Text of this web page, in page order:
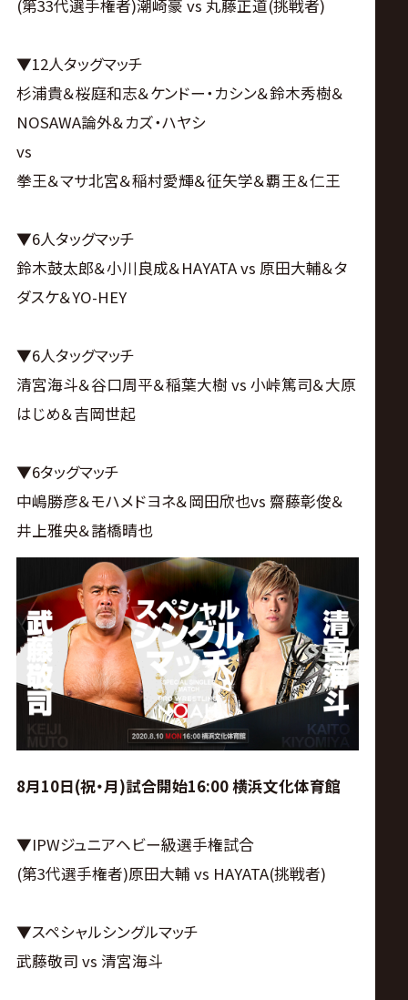
(第33代選手権者)潮崎豪 vs 丸藤正道(挑戦者)
▼12人タッグマッチ
杉浦貴＆桜庭和志＆ケンドー・カシン＆鈴木秀樹＆
NOSAWA論外＆カズ・ハヤシ
vs
拳王＆マサ北宮＆稲村愛輝＆征矢学＆覇王＆仁王
▼6人タッグマッチ
鈴木鼓太郎＆小川良成＆HAYATA vs 原田大輔＆タ
ダスケ＆YO-HEY
▼6人タッグマッチ
清宮海斗＆谷口周平＆稲葉大樹 vs 小峠篤司＆大原
はじめ＆吉岡世起
▼6タッグマッチ
中嶋勝彦＆モハメドヨネ＆岡田欣也vs 齋藤彰俊＆
井上雅央＆諸橋晴也
8月10日(祝・月)試合開始16:00 横浜文化体育館
▼IPWジュニアヘビー級選手権試合
(第3代選手権者)原田大輔 vs HAYATA(挑戦者)
▼スペシャルシングルマッチ
武藤敬司 vs 清宮海斗